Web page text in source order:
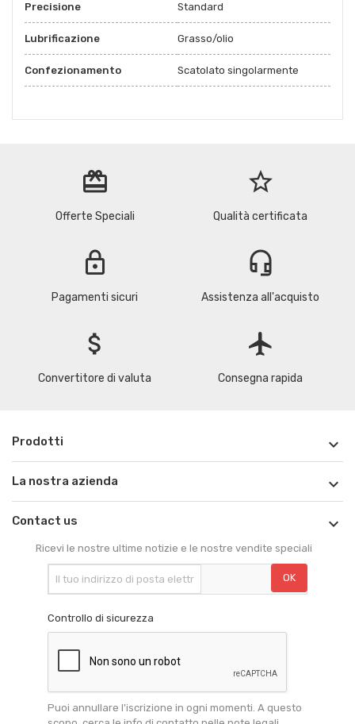
Precisione Standard
Lubrificazione Grasso/olio
Confezionamento Scatolato singolarmente
redeem
Offerte Speciali
star_border
Qualità certificata
lock
Pagamenti sicuri
headset_mic
Assistenza all'acquisto
attach_money
Convertitore di valuta
flight
Consegna rapida
Prodotti 
La nostra azienda 
Contact us 
Ricevi le nostre ultime notizie e le nostre vendite speciali
Controllo di sicurezza
Puoi annullare l'iscrizione in ogni momenti. A questo